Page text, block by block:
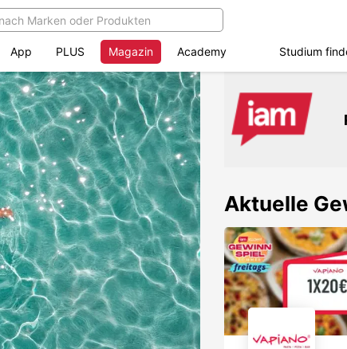
App PLUS Magazin Academy Studium
Aktuelle